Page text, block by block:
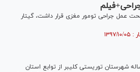
عمل جراحی تومور مغزی قرار داشت، گیتار
قوشونی، هنرمند ۸۰ ساله شهرستان توریستی کلیبر از توابع استان